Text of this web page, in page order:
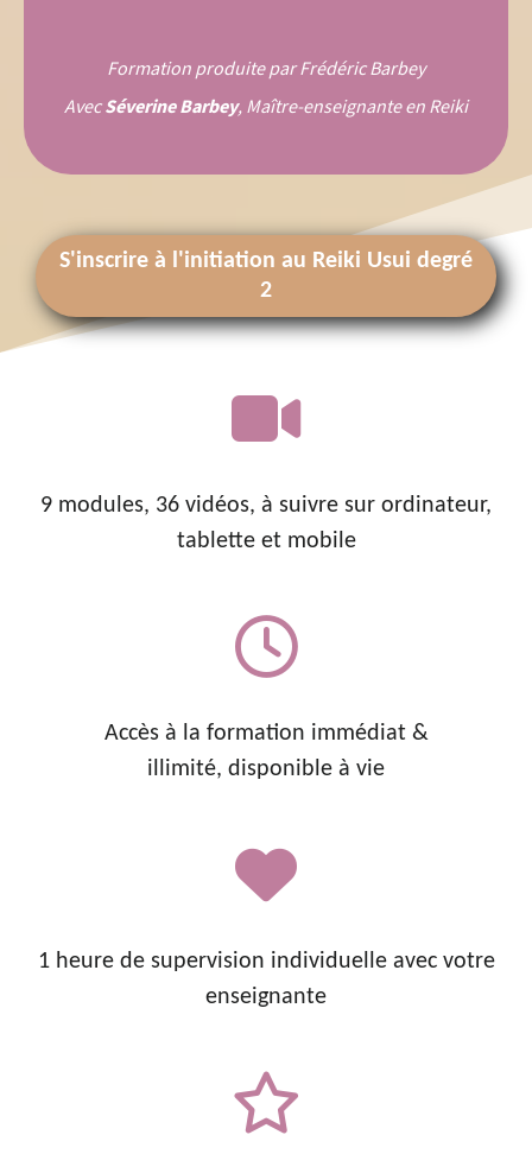
Formation produite par Frédéric Barbey
AvecSéverine Barbey, Maître-enseignante en Reiki
S'inscrire à l'initiation au Reiki Usui degré
2
9 modules, 36 vidéos, à suivre sur ordinateur,
tablette et mobile
Accès à la formation immédiat &
illimité, disponible à vie
1 heure de supervision individuelle avec votre
enseignante